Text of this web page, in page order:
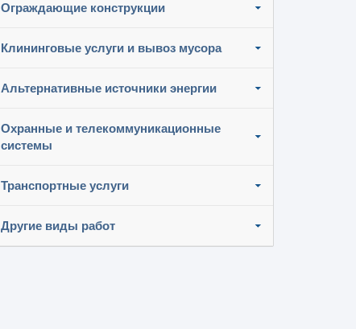
Ограждающие конструкции
Клининговые услуги и вывоз мусора
Альтернативные источники энергии
Охранные и телекоммуникационные
системы
Транспортные услуги
Другие виды работ